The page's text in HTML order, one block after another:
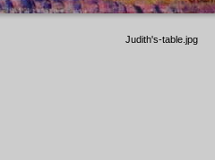
Judith's-table.jpg